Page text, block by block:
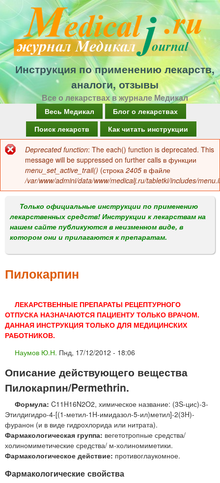
Перейти
к
основному
содержанию
Инструкция по применению лекарств,
аналоги, отзывы
Все о лекарствах в журнале Медикал
а
в
о
м
е
н
Весь Медикал
Блог о лекарствах
Поиск лекарств
Как читать инструкции
Сообщение
об
ошибке
Deprecated function: The each() function is deprecated. This
message will be suppressed on further calls в функции
menu_set_active_trail() (строка 2405 в файле
/var/www/admini/data/www/medicalj.ru/tabletki/includes/
Только официальные инструкции по применению
лекарственных средств! Инструкции к лекарствам на
нашем сайте публикуются в неизменном виде, в
котором они и прилагаются к препаратам.
Пилокарпин
ЛЕКАРСТВЕННЫЕ ПРЕПАРАТЫ РЕЦЕПТУРНОГО
ОТПУСКА НАЗНАЧАЮТСЯ ПАЦИЕНТУ ТОЛЬКО ВРАЧОМ.
ДАННАЯ ИНСТРУКЦИЯ ТОЛЬКО ДЛЯ МЕДИЦИНСКИХ
РАБОТНИКОВ.
Наумов Ю.Н. Пнд, 17/12/2012 - 18:06
Описание действующего вещества
Пилокарпин/Permethrin.
Формула: C11H16N2O2, химическое название: (3S-цис)-3-
Этилдигидро-4-[(1-метил-1H-имидазол-5-ил)метил]-2(3H)-
фуранон (и в виде гидрохлорида или нитрата).
Фармакологическая группа: вегетотропные средства/
холиномиметические средства/ м-холиномиметики.
Фармакологическое действие: противоглаукомное.
Фармакологические свойства